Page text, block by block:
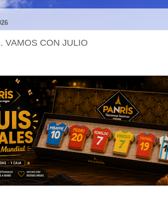
VAMOS CON JULIO